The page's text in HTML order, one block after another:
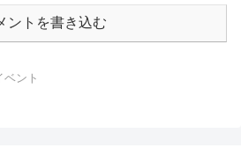
ントを書き込む
ベント